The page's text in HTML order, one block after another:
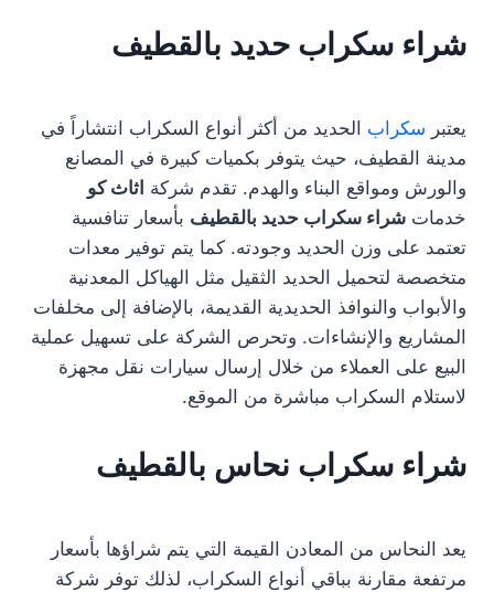
شراء سكراب حديد بالقطيف
يعتبر سكراب الحديد من أكثر أنواع السكراب انتشاراً في
مدينة القطيف، حيث يتوفر بكميات كبيرة في المصانع
والورش ومواقع البناء والهدم. تقدم شركة اثاث كو
خدماتشراء سكراب حديد بالقطيف بأسعار تنافسية
تعتمد على وزن الحديد وجودته. كما يتم توفير معدات
متخصصة لتحميل الحديد الثقيل مثل الهياكل المعدنية
والأبواب والنوافذ الحديدية القديمة، بالإضافة إلى مخلفات
المشاريع والإنشاءات. وتحرص الشركة على تسهيل عملية
البيع على العملاء من خلال إرسال سيارات نقل مجهزة
لاستلام السكراب مباشرة من الموقع.
شراء سكراب نحاس بالقطيف
يعد النحاس من المعادن القيمة التي يتم شراؤها بأسعار
مرتفعة مقارنة بباقي أنواع السكراب، لذلك توفر شركة